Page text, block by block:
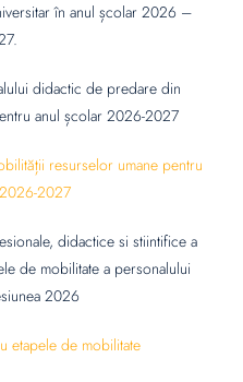
în anul școlar 2026 –
didactic de predare din
anul școlar 2026-2027
resurselor umane pentru
2027
didactice si stiintifice a
de mobilitate a personalului
2026
etapele de mobilitate